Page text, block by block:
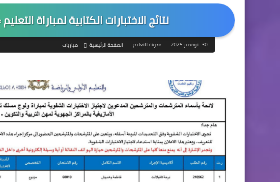
نتائج الاختبارات الكتابية لمباراة التعليم
30 نوفمبر 2025 مدونة التعليم الصفحة الرئيسية مباريات